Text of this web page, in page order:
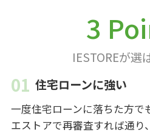
3
IESTOREが選
住宅ローンに強い
一度住宅ローンに落ちた方で
エストアで再審査すれば通り